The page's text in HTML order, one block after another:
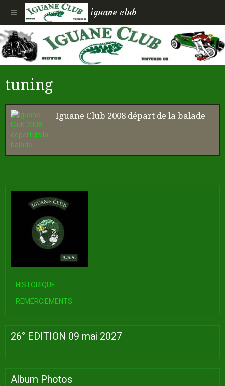
iguane club
tuning
Iguane Club 2008 départ de la balade
HISTORIQUE
REMERCIEMENTS
26° EDITION 09 mai 2027
Album Photos